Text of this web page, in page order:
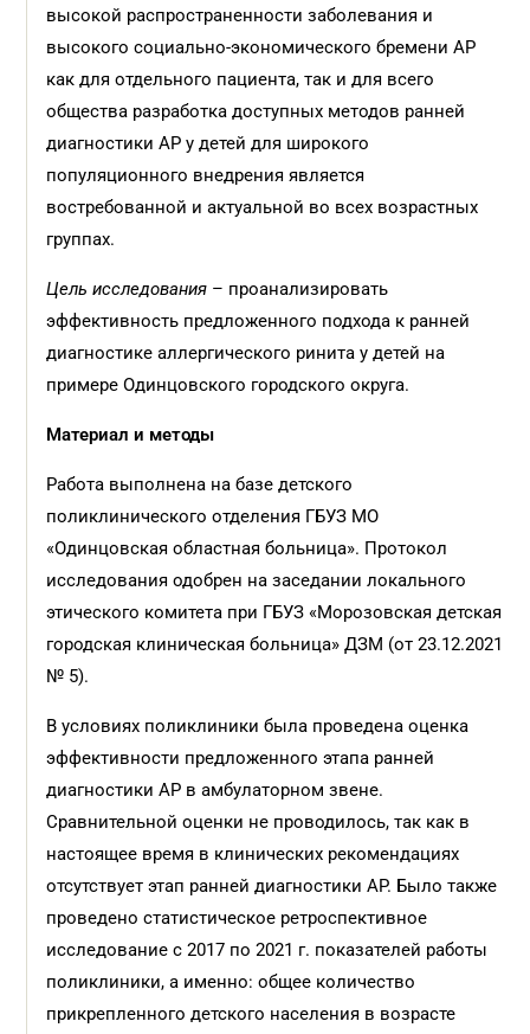
высокой распространенности заболевания и
высокого социально-экономического бремени АР
как для отдельного пациента, так и для всего
общества разработка доступных методов ранней
диагностики АР у детей для широкого
популяционного внедрения является
востребованной и актуальной во всех возрастных
группах.
Цель исследования – проанализировать
эффективность предложенного подхода к ранней
диагностике аллергического ринита у детей на
примере Одинцовского городского округа.
Материал и методы
Работа выполнена на базе детского
поликлинического отделения ГБУЗ МО
«Одинцовская областная больница». Протокол
исследования одобрен на заседании локального
этического комитета при ГБУЗ «Морозовская детская
городская клиническая больница» ДЗМ (от 23.12.2021
№ 5).
В условиях поликлиники была проведена оценка
эффективности предложенного этапа ранней
диагностики АР в амбулаторном звене.
Сравнительной оценки не проводилось, так как в
настоящее время в клинических рекомендациях
отсутствует этап ранней диагностики АР. Было также
проведено статистическое ретроспективное
исследование с 2017 по 2021 г. показателей работы
поликлиники, а именно: общее количество
прикрепленного детского населения в возрасте